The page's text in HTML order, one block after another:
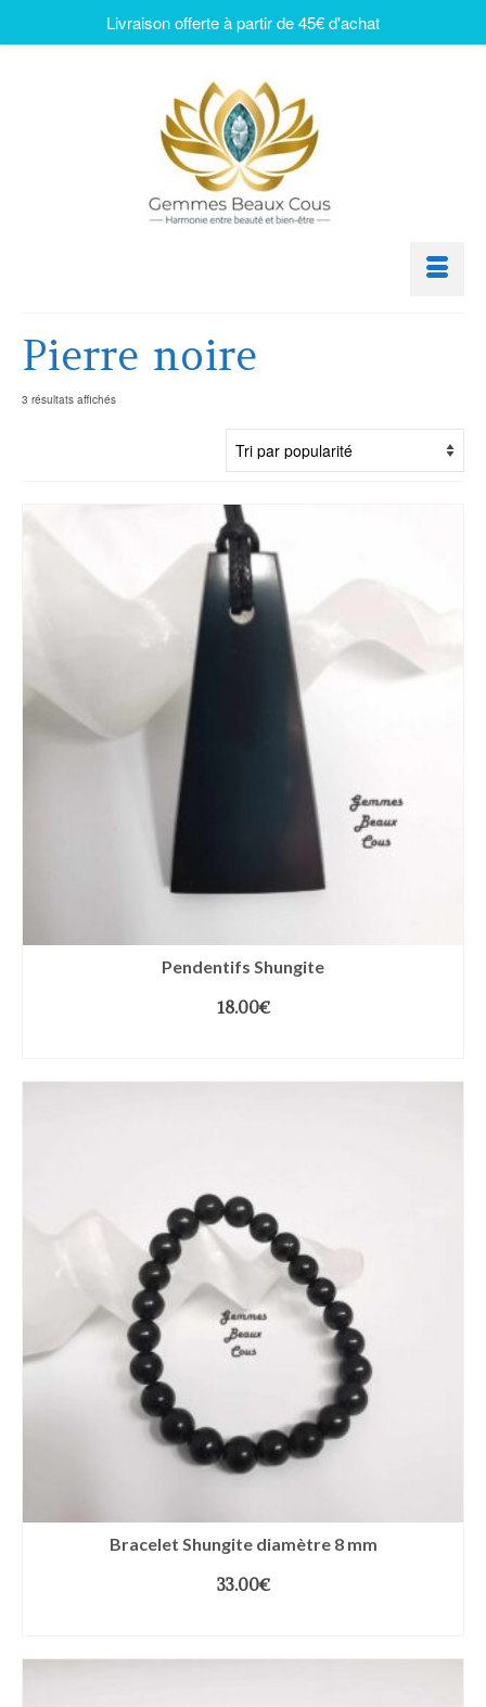
Pierre noire
3 résultats affichés
Pendentifs Shungite
18.00€
Bracelet Shungite diamètre 8 mm
33.00€
Livraison offerte à partir de 45€ d'achat